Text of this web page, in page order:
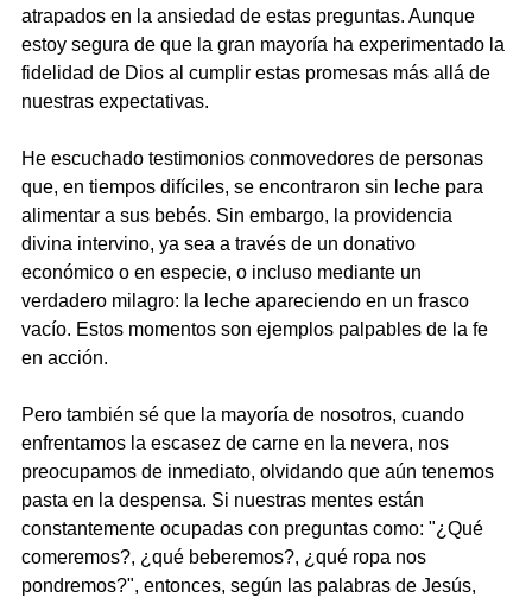
atrapados en la ansiedad de estas preguntas. Aunque
estoy segura de que la gran mayoría ha experimentado la
fidelidad de Dios al cumplir estas promesas más allá de
nuestras expectativas.
He escuchado testimonios conmovedores de personas
que, en tiempos difíciles, se encontraron sin leche para
alimentar a sus bebés. Sin embargo, la providencia
divina intervino, ya sea a través de un donativo
económico o en especie, o incluso mediante un
verdadero milagro: la leche apareciendo en un frasco
vacío. Estos momentos son ejemplos palpables de la fe
en acción.
Pero también sé que la mayoría de nosotros, cuando
enfrentamos la escasez de carne en la nevera, nos
preocupamos de inmediato, olvidando que aún tenemos
pasta en la despensa. Si nuestras mentes están
constantemente ocupadas con preguntas como: "¿Qué
comeremos?, ¿qué beberemos?, ¿qué ropa nos
pondremos?", entonces, según las palabras de Jesús,